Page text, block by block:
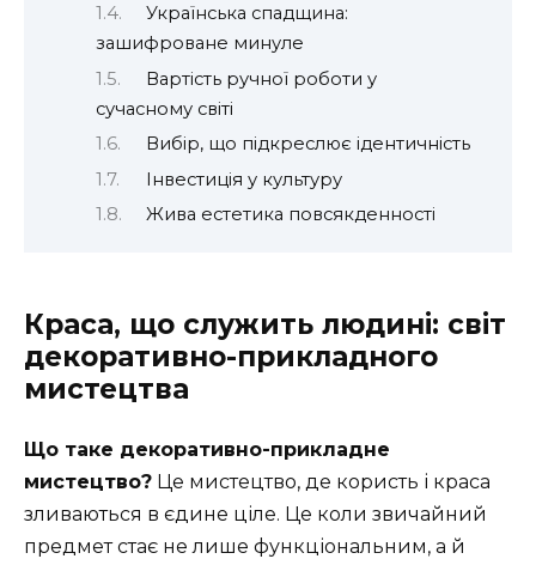
Українська спадщина:
зашифроване минуле
Вартість ручної роботи у
сучасному світі
Вибір, що підкреслює ідентичність
Інвестиція у культуру
Жива естетика повсякденності
Краса, що служить людині: світ
декоративно-прикладного
мистецтва
Що таке декоративно-прикладне
мистецтво? Це мистецтво, де користь і краса
зливаються в єдине ціле. Це коли звичайний
предмет стає не лише функціональним, а й